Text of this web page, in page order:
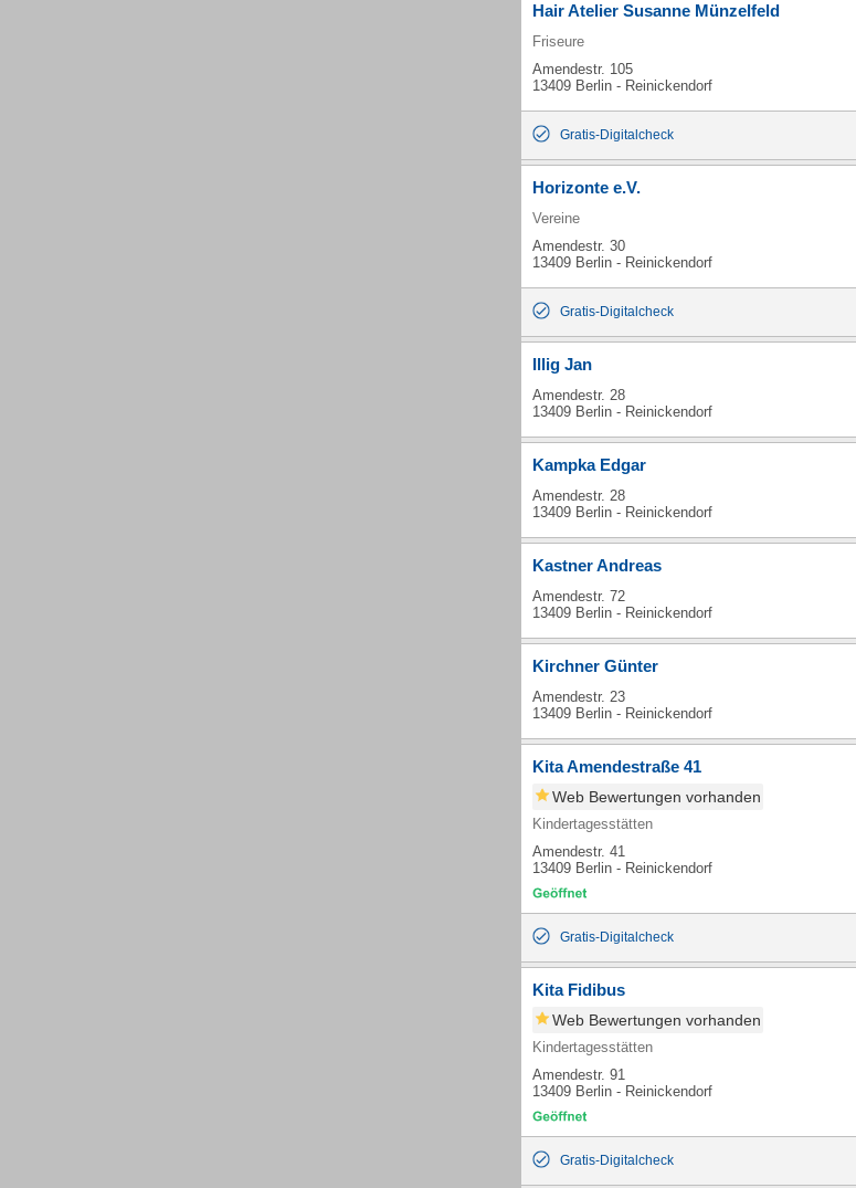
Hair Atelier Susanne Münzelfeld
Friseure
Amendestr. 105
13409 Berlin - Reinickendorf
Gratis-Digitalcheck
Horizonte e.V.
Vereine
Amendestr. 30
13409 Berlin - Reinickendorf
Gratis-Digitalcheck
Illig Jan
Amendestr. 28
13409 Berlin - Reinickendorf
Kampka Edgar
Amendestr. 28
13409 Berlin - Reinickendorf
Kastner Andreas
Amendestr. 72
13409 Berlin - Reinickendorf
Kirchner Günter
Amendestr. 23
13409 Berlin - Reinickendorf
Kita Amendestraße 41
Web Bewertungen vorhanden
Kindertagesstätten
Amendestr. 41
13409 Berlin - Reinickendorf
Gratis-Digitalcheck
Kita Fidibus
Web Bewertungen vorhanden
Kindertagesstätten
Amendestr. 91
13409 Berlin - Reinickendorf
Gratis-Digitalcheck